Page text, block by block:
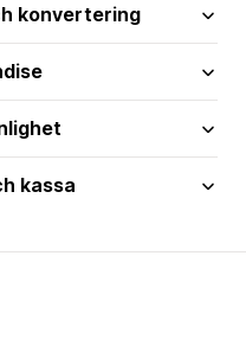
konvertering
kassa